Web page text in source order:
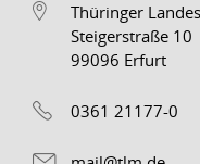
Thüringer
Steigerstraße 10
99096 Erfurt
0361 21177-0